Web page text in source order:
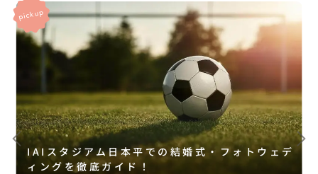
IAIスタジアム日本平での結婚式・フォトウェデ
ィングを徹底ガイド！